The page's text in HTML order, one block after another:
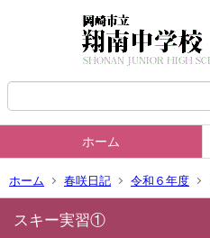
ホーム
ホーム 春咲日記 令和６年度
スキー実習①